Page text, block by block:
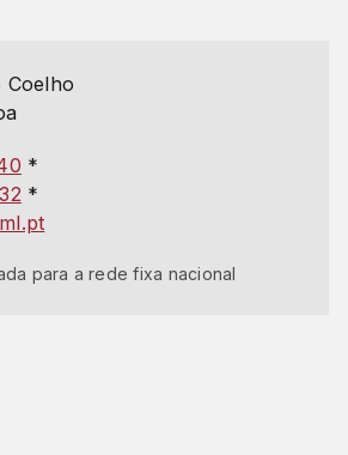
Coelho
*
*
para a rede fixa nacional